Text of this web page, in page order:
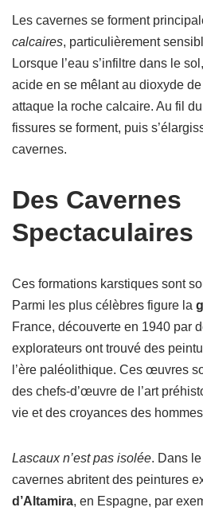
Les cavernes se forment
calcaires, particulièrement
Lorsque l’eau s’infiltre dans le
acide en se mêlant au dioxyde
attaque la roche calcaire. Au fil
fissures se forment, puis
cavernes.
Des Cavernes
Spectaculaires
Ces formations karstiques sont
Parmi les plus célèbres figure la
France, découverte en 1940 par
explorateurs ont trouvé des
l’ère paléolithique. Ces œuvres
des chefs-d’œuvre de l’art
vie et des croyances des
Lascaux n’est pas isolée. Dans
cavernes abritent des peintures
d’Altamira, en Espagne, par